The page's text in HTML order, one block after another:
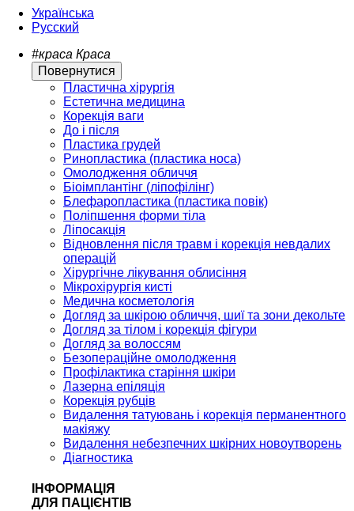
Українська
Русский
#краса Краса
Повернутися
Пластична хірургія
Естетична медицина
Корекція ваги
До і після
Пластика грудей
Ринопластика (пластика носа)
Омолодження обличчя
Біоімплантінг (ліпофілінг)
Блефаропластика (пластика повік)
Поліпшення форми тіла
Ліпосакція
Відновлення після травм і корекція невдалих
операцій
Хірургічне лікування облисіння
Мікрохірургія кисті
Медична косметологія
Догляд за шкірою обличчя, шиї та зони декольте
Догляд за тілом і корекція фігури
Догляд за волоссям
Безопераційне омолодження
Профілактика старіння шкіри
Лазерна епіляція
Корекція рубців
Видалення татуювань і корекція перманентного
макіяжу
Видалення небезпечних шкірних новоутворень
Діагностика
ІНФОРМАЦІЯ
ДЛЯ ПАЦІЄНТІВ